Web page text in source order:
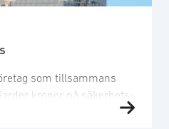
som tillsammans
kronor på säkerhets-